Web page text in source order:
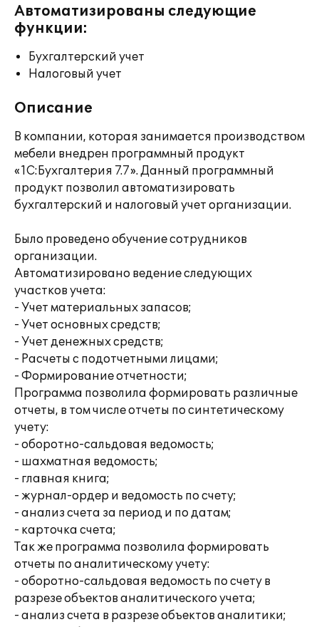
Автоматизированы следующие
функции:
Бухгалтерский учет
Налоговый учет
Описание
В компании, которая занимается производством
мебели внедрен программный продукт
«1С:Бухгалтерия 7.7». Данный программный
продукт позволил автоматизировать
бухгалтерский и налоговый учет организации.
Было проведено обучение сотрудников
организации.
Автоматизировано ведение следующих
участков учета:
- Учет материальных запасов;
- Учет основных средств;
- Учет денежных средств;
- Расчеты с подотчетными лицами;
- Формирование отчетности;
Программа позволила формировать различные
отчеты, в том числе отчеты по синтетическому
учету:
- оборотно-сальдовая ведомость;
- шахматная ведомость;
- главная книга;
- журнал-ордер и ведомость по счету;
- анализ счета за период и по датам;
- карточка счета;
Так же программа позволила формировать
отчеты по аналитическому учету:
- оборотно-сальдовая ведомость по счету в
разрезе объектов аналитического учета;
- анализ счета в разрезе объектов аналитики;